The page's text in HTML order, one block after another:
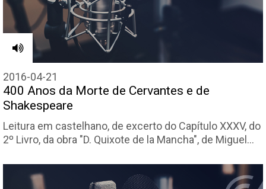
2016-04-21
400 Anos da Morte de Cervantes e de
Shakespeare
Leitura em castelhano, de excerto do Capítulo XXXV, do
2º Livro, da obra "D. Quixote de la Mancha", de Miguel…